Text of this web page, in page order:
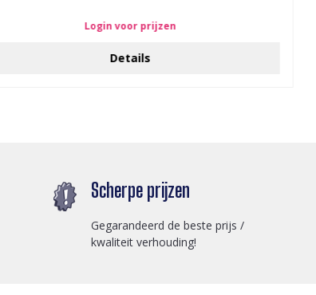
Login voor prijzen
Details
Scherpe prijzen
Gegarandeerd de beste prijs /
kwaliteit verhouding!